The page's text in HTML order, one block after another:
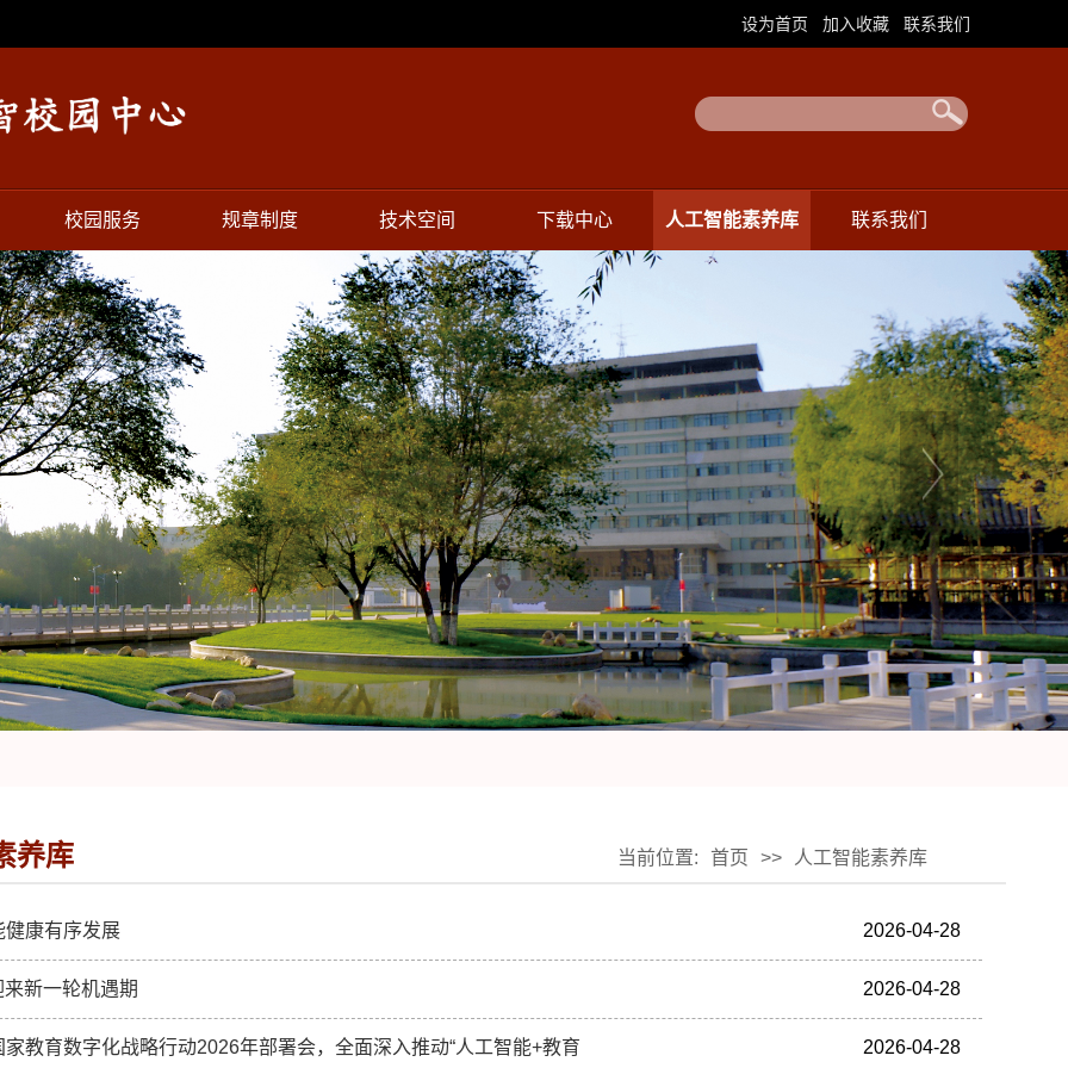
设为首页 加入收藏 联系我们
校园服务 规章制度 技术空间 下载中心 人工智能素养库 联系我们
养库 当前位置: 首页 >> 人工智能素养库
健康有序发展 2026-04-28
新一轮机遇期 2026-04-28
教育数字化战略行动2026年部署会，全面深入推动“人工智能+教育 2026-04-28